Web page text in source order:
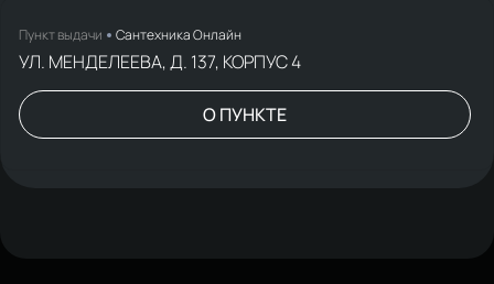
Пункт выдачи Сантехника Онлайн
УЛ. МЕНДЕЛЕЕВА, Д. 137, КОРПУС 4
О ПУНКТЕ